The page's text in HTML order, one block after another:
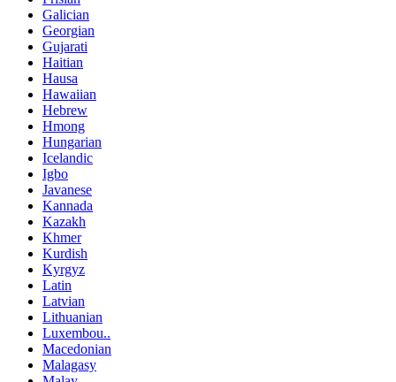
Galician
Georgian
Gujarati
Haitian
Hausa
Hawaiian
Hebrew
Hmong
Hungarian
Icelandic
Igbo
Javanese
Kannada
Kazakh
Khmer
Kurdish
Kyrgyz
Latin
Latvian
Lithuanian
Luxembou..
Macedonian
Malagasy